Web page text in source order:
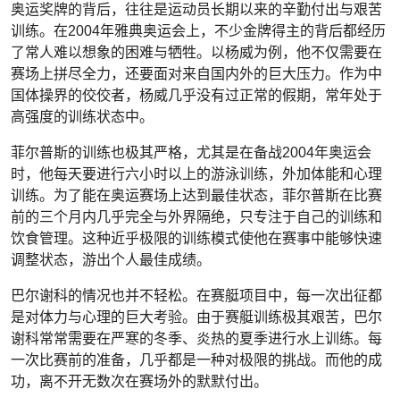
奥运奖牌的背后，往往是运动员长期以来的辛勤付出与艰苦
训练。在2004年雅典奥运会上，不少金牌得主的背后都经历
了常人难以想象的困难与牺牲。以杨威为例，他不仅需要在
赛场上拼尽全力，还要面对来自国内外的巨大压力。作为中
国体操界的佼佼者，杨威几乎没有过正常的假期，常年处于
高强度的训练状态中。
菲尔普斯的训练也极其严格，尤其是在备战2004年奥运会
时，他每天要进行六小时以上的游泳训练，外加体能和心理
训练。为了能在奥运赛场上达到最佳状态，菲尔普斯在比赛
前的三个月内几乎完全与外界隔绝，只专注于自己的训练和
饮食管理。这种近乎极限的训练模式使他在赛事中能够快速
调整状态，游出个人最佳成绩。
巴尔谢科的情况也并不轻松。在赛艇项目中，每一次出征都
是对体力与心理的巨大考验。由于赛艇训练极其艰苦，巴尔
谢科常常需要在严寒的冬季、炎热的夏季进行水上训练。每
一次比赛前的准备，几乎都是一种对极限的挑战。而他的成
功，离不开无数次在赛场外的默默付出。